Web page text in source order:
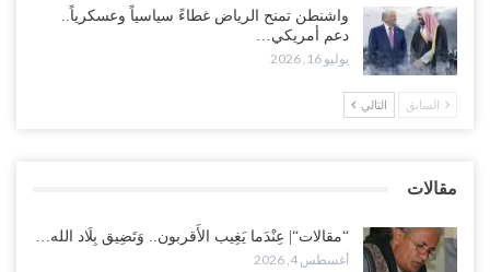
عقب محاولة انسحابه من مطارح الريان.. المخابرات السعودية تصفي أبرز
مساعدي الحجوري..!
أغسطس 1, 2026
أغسطس 1, 2026
واشنطن تمنح الرياض غطاءً سياسياً وعسكرياً..
دعم أمريكي…
يوليو 16, 2026
السابق التالي
مقالات
“مقالات“| عِنْدَما يَغِيب الأَقربون.. وَتَضِيق بِلَاد الله…
أغسطس 4, 2026